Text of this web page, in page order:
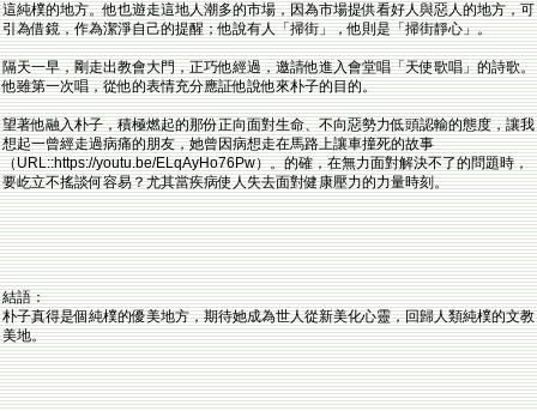
這純樸的地方。他也遊走這地人潮多的市場，因為市場提供看好人與惡人的地方，可
引為借鏡，作為潔淨自己的提醒；他說有人「掃街」，他則是「掃街靜心」。
隔天一早，剛走出教會大門，正巧他經過，邀請他進入會堂唱「天使歌唱」的詩歌。
他雖第一次唱，從他的表情充分應証他說他來朴子的目的。
望著他融入朴子，積極燃起的那份正向面對生命、不向惡勢力低頭認輸的態度，讓我
想起一曾經走過病痛的朋友，她曾因病想走在馬路上讓車撞死的故事
（URL::https://youtu.be/ELqAyHo76Pw）。的確，在無力面對解決不了的問題時，
要屹立不搖談何容易？尤其當疾病使人失去面對健康壓力的力量時刻。
結語：
朴子真得是個純樸的優美地方，期待她成為世人從新美化心靈，回歸人類純樸的文教
美地。